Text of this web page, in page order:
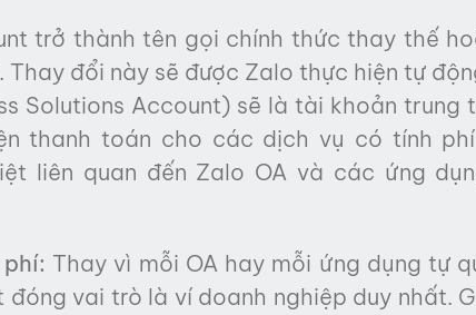
trở thành tên gọi chính thức thay thế
đổi này sẽ được Zalo thực hiện tự
Solutions Account) sẽ là tài khoản trung
thanh toán cho các dịch vụ có tính
liên quan đến Zalo OA và các ứng
Thay vì mỗi OA hay mỗi ứng dụng tự
đóng vai trò là ví doanh nghiệp duy nhất.